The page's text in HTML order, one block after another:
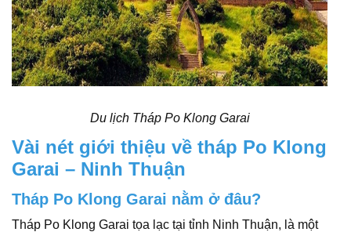
Du lịch Tháp Po Klong Garai
Vài nét giới thiệu về tháp Po Klong
Garai – Ninh Thuận
Tháp Po Klong Garai nằm ở đâu?
Tháp Po Klong Garai tọa lạc tại tỉnh Ninh Thuận, là một